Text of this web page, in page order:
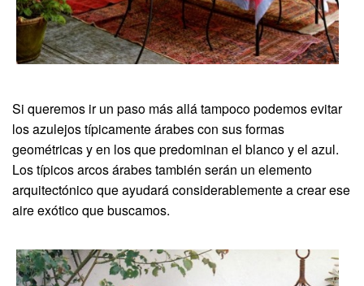
Si queremos ir un paso más allá tampoco podemos evitar
los azulejos típicamente árabes con sus formas
geométricas y en los que predominan el blanco y el azul.
Los típicos arcos árabes también serán un elemento
arquitectónico que ayudará considerablemente a crear ese
aire exótico que buscamos.